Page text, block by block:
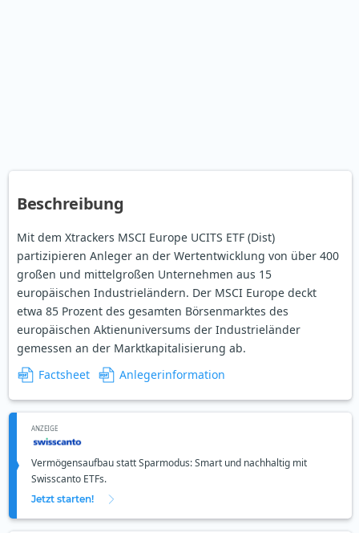
Beschreibung
Mit dem Xtrackers MSCI Europe UCITS ETF (Dist)
partizipieren Anleger an der Wertentwicklung von über 400
großen und mittelgroßen Unternehmen aus 15
europäischen Industrieländern. Der MSCI Europe deckt
etwa 85 Prozent des gesamten Börsenmarktes des
europäischen Aktienuniversums der Industrieländer
gemessen an der Marktkapitalisierung ab.
Factsheet
Anlegerinformation
ANZEIGE
Vermögensaufbau statt Sparmodus: Smart und nachhaltig mit
Swisscanto ETFs.
Jetzt starten!